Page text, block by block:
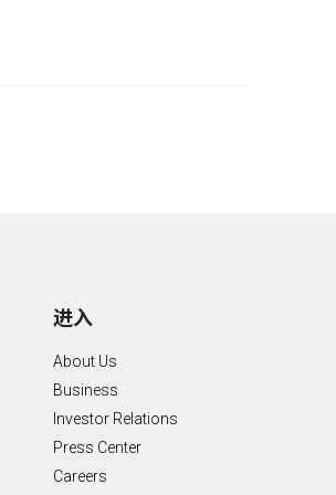
进入
About Us
Business
Investor Relations
Press Center
Careers